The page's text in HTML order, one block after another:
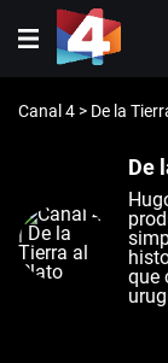
Canal 4 > De la
De
que